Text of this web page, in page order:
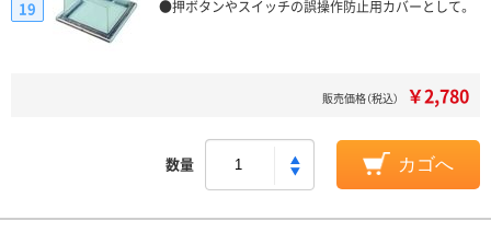
●押ボタンやスイッチの誤操作防止用カバーとして。
19
販売価格（税込） ￥2,780
数量 カゴへ